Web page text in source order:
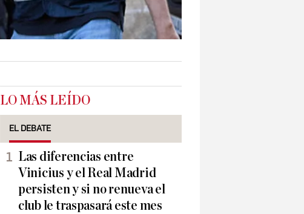
LO MÁS LEÍDO
EL DEBATE
Las diferencias entre
Vinicius y el Real Madrid
persisten y si no renueva el
club le traspasará este mes